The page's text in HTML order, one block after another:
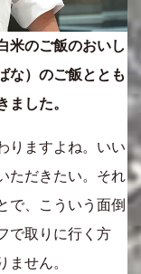
米のご飯のおいし
な）のご飯ととも
ました。
りますよね。いい
ただきたい。それ
で、こういう面倒
で取りに行く方
ません。